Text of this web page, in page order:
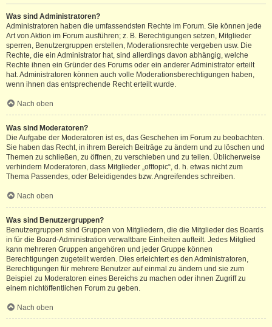
Was sind Administratoren?
Administratoren haben die umfassendsten Rechte im Forum. Sie können jede
Art von Aktion im Forum ausführen; z. B. Berechtigungen setzen, Mitglieder
sperren, Benutzergruppen erstellen, Moderationsrechte vergeben usw. Die
Rechte, die ein Administrator hat, sind allerdings davon abhängig, welche
Rechte ihnen ein Gründer des Forums oder ein anderer Administrator erteilt
hat. Administratoren können auch volle Moderationsberechtigungen haben,
wenn ihnen das entsprechende Recht erteilt wurde.
Nach oben
Was sind Moderatoren?
Die Aufgabe der Moderatoren ist es, das Geschehen im Forum zu beobachten.
Sie haben das Recht, in ihrem Bereich Beiträge zu ändern und zu löschen und
Themen zu schließen, zu öffnen, zu verschieben und zu teilen. Üblicherweise
verhindern Moderatoren, dass Mitglieder „offtopic“, d. h. etwas nicht zum
Thema Passendes, oder Beleidigendes bzw. Angreifendes schreiben.
Nach oben
Was sind Benutzergruppen?
Benutzergruppen sind Gruppen von Mitgliedern, die die Mitglieder des Boards
in für die Board-Administration verwaltbare Einheiten aufteilt. Jedes Mitglied
kann mehreren Gruppen angehören und jeder Gruppe können
Berechtigungen zugeteilt werden. Dies erleichtert es den Administratoren,
Berechtigungen für mehrere Benutzer auf einmal zu ändern und sie zum
Beispiel zu Moderatoren eines Bereichs zu machen oder ihnen Zugriff zu
einem nichtöffentlichen Forum zu geben.
Nach oben